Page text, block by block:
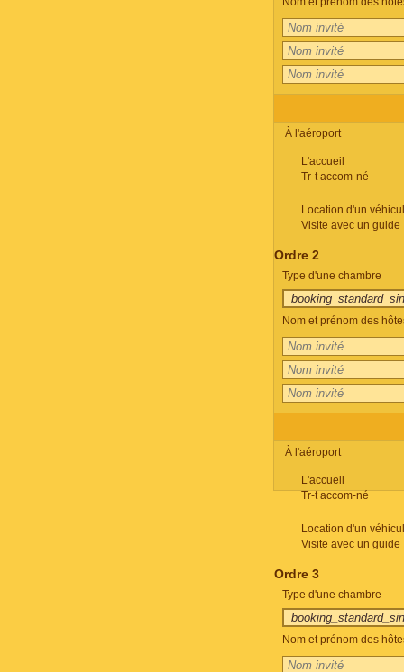
À l'aéroport
L'accueil
Tr-t accom-né
Location d'un
Visite avec un guide
Ordre 2
Type d'une chambre
Nom et prénom des
À l'aéroport
L'accueil
Tr-t accom-né
Location d'un
Visite avec un guide
Ordre 3
Type d'une chambre
Nom et prénom des